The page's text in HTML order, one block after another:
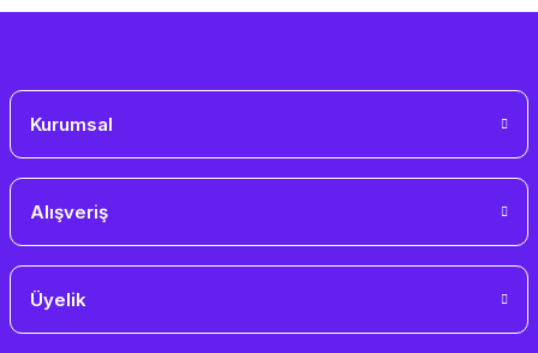
Kurumsal
Alışveriş
Üyelik